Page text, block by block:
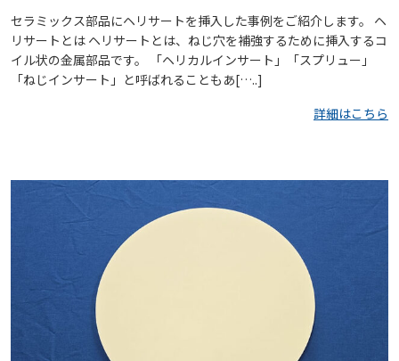
セラミックス部品にヘリサートを挿入した事例をご紹介します。 ヘ
リサートとは ヘリサートとは、ねじ穴を補強するために挿入するコ
イル状の金属部品です。 「ヘリカルインサート」「スプリュー」
「ねじインサート」と呼ばれることもあ[…..]
詳細はこちら